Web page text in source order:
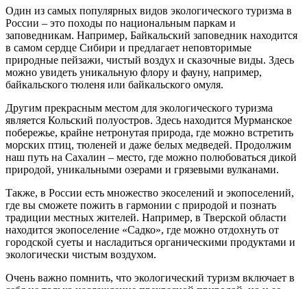
Один из самых популярных видов экологического туризма в
России – это походы по национальным паркам и
заповедникам. Например, Байкальский заповедник находится
в самом сердце Сибири и предлагает неповторимые
природные пейзажи, чистый воздух и сказочные виды. Здесь
можно увидеть уникальную флору и фауну, например,
байкальского тюленя или байкальского омуля.
Другим прекрасным местом для экологического туризма
является Кольский полуостров. Здесь находится Мурманское
побережье, крайне нетронутая природа, где можно встретить
морских птиц, тюленей и даже белых медведей. Продолжим
наш путь на Сахалин – место, где можно полюбоваться дикой
природой, уникальными озерами и грязевыми вулканами.
Также, в России есть множество экоселений и экопоселений,
где вы сможете пожить в гармонии с природой и познать
традиции местных жителей. Например, в Тверской области
находится экопоселение «Садко», где можно отдохнуть от
городской суеты и насладиться органическими продуктами и
экологически чистым воздухом.
Очень важно помнить, что экологический туризм включает в